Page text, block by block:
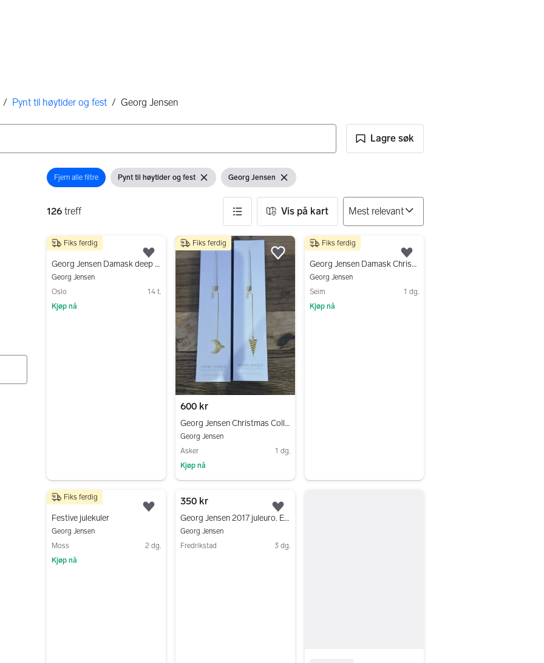
/ Pynt til høytider og fest / Georg Jensen
Lagre søk
Åpne filter
Fjern alle filtre Vis filter
Pynt til høytider og fest Fjern filterVis filter
Georg Jensen Fjern filter
126treff Vis på kart
126 resultater
300 kr
Georg Jensen Damask deep red Christmas spisebrikker tøy
Georg Jensen
Oslo
14 t.
Kjøp nå
Fiks ferdig
Legg til som favoritt.
600 kr
Georg Jensen Christmas Collectibles – lysmansjetter – nye
Georg Jensen
Asker
1 dg.
Kjøp nå
Fiks ferdig
Legg til som favoritt.
1 500 kr
Georg Jensen Damask Christmas duk rund Ø160 cm dyp rød
Georg Jensen
Seim
1 dg.
Kjøp nå
Fiks ferdig
500 kr
Festive julekuler
Georg Jensen
Moss
2 dg.
Kjøp nå
Fiks ferdig
Legg til som favoritt.
350 kr
Georg Jensen 2017 juleuro. Engelen Gabriel
Georg Jensen
Fredrikstad
3 dg.